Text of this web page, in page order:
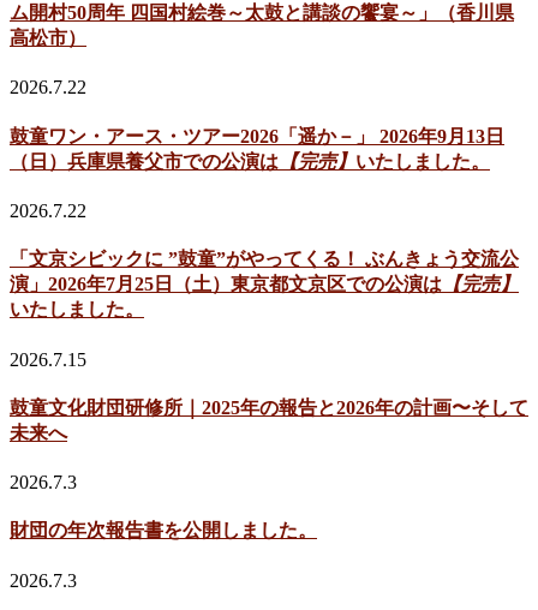
ム開村50周年 四国村絵巻～太鼓と講談の饗宴～」（香川県
高松市）
2026.7.22
鼓童ワン・アース・ツアー2026「遥か－」 2026年9月13日
（日）兵庫県養父市での公演は 【完売】 いたしました。
2026.7.22
「文京シビックに ”鼓童”がやってくる！ ぶんきょう交流公
演」2026年7月25日（土）東京都文京区での公演は 【完売】
いたしました。
2026.7.15
鼓童文化財団研修所｜2025年の報告と2026年の計画〜そして
未来へ
2026.7.3
財団の年次報告書を公開しました。
2026.7.3